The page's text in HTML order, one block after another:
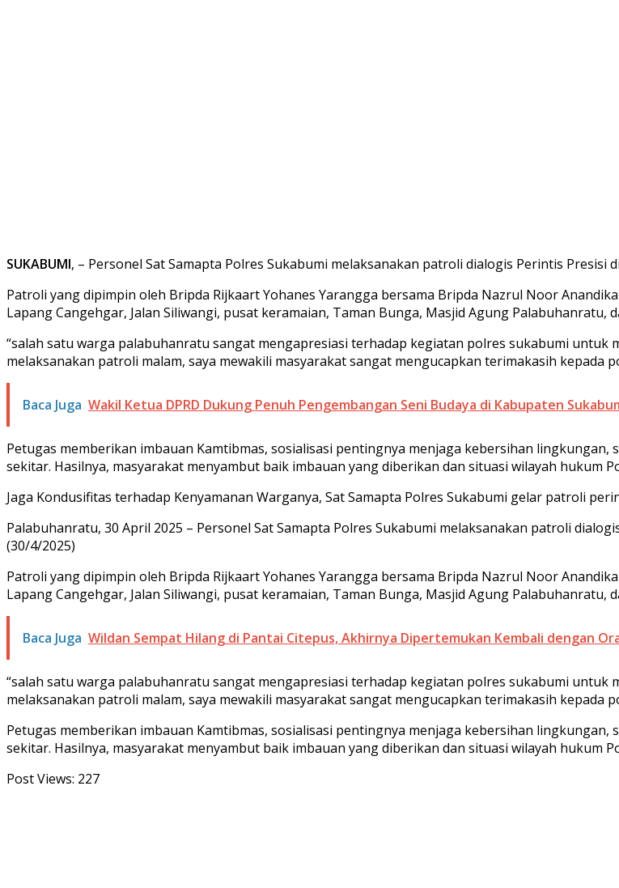
SUKABUMI, – Personel Sat Samapta Polres Sukabumi melaksanakan patroli dialogis Perintis
Patroli yang dipimpin oleh Bripda Rijkaart Yohanes Yarangga bersama Bripda Nazrul Noor
Lapang Cangehgar, Jalan Siliwangi, pusat keramaian, Taman Bunga, Masjid Agung Palabuhanratu,
“salah satu warga palabuhanratu sangat mengapresiasi terhadap kegiatan polres sukabumi untuk
melaksanakan patroli malam, saya mewakili masyarakat sangat mengucapkan terimakasih kepada
Baca Juga Wakil Ketua DPRD Dukung Penuh Pengembangan Seni Budaya di Kabupaten
Petugas memberikan imbauan Kamtibmas, sosialisasi pentingnya menjaga kebersihan
sekitar. Hasilnya, masyarakat menyambut baik imbauan yang diberikan dan situasi wilayah hukum
Jaga Kondusifitas terhadap Kenyamanan Warganya, Sat Samapta Polres Sukabumi gelar patroli
Palabuhanratu, 30 April 2025 – Personel Sat Samapta Polres Sukabumi melaksanakan patroli
(30/4/2025)
Patroli yang dipimpin oleh Bripda Rijkaart Yohanes Yarangga bersama Bripda Nazrul Noor
Lapang Cangehgar, Jalan Siliwangi, pusat keramaian, Taman Bunga, Masjid Agung Palabuhanratu,
Baca Juga Wildan Sempat Hilang di Pantai Citepus, Akhirnya Dipertemukan Kembali dengan
“salah satu warga palabuhanratu sangat mengapresiasi terhadap kegiatan polres sukabumi untuk
melaksanakan patroli malam, saya mewakili masyarakat sangat mengucapkan terimakasih kepada
Petugas memberikan imbauan Kamtibmas, sosialisasi pentingnya menjaga kebersihan
sekitar. Hasilnya, masyarakat menyambut baik imbauan yang diberikan dan situasi wilayah hukum
Post Views: 227